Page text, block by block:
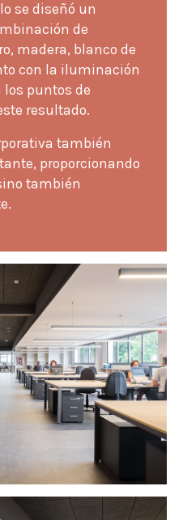
se diseñó un
de
madera, blanco de
con la iluminación
puntos de
resultado.
también
proporcionando
también